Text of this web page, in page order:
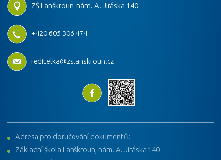
ZŠ Lanškroun, nám. A. Jiráska 140
+420 605 306 474
reditelka@zslanskroun.cz
Adresa pro doručování dokumentů:
Základní škola Lanškroun, nám. A. Jiráska 140